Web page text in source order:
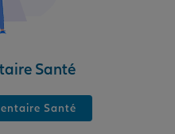
Santé
Santé